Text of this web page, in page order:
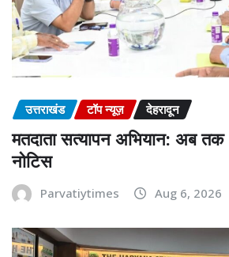
उत्तराखंड टॉप न्यूज़ देहरादून
मतदाता सत्यापन अभियान: अब
नोटिस
Parvatiytimes Aug 6, 2026